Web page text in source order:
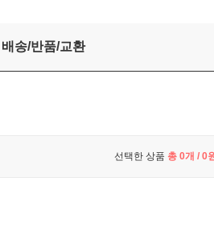
배송/반품/교환
선택한 상품 총 0개 / 0